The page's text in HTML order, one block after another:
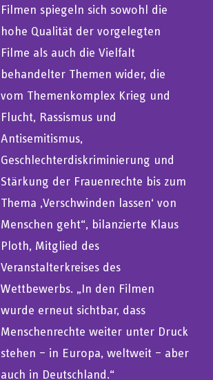
Filmen spiegeln sich sowohl die
hohe Qualität der vorgelegten
Filme als auch die Vielfalt
behandelter Themen wider, die
vom Themenkomplex Krieg und
Flucht, Rassismus und
Antisemitismus,
Geschlechterdiskriminierung und
Stärkung der Frauenrechte bis zum
Thema ‚Verschwinden lassen‘ von
Menschen geht“, bilanzierte Klaus
Ploth, Mitglied des
Veranstalterkreises des
Wettbewerbs. „In den Filmen
wurde erneut sichtbar, dass
Menschenrechte weiter unter Druck
stehen – in Europa, weltweit – aber
auch in Deutschland.“